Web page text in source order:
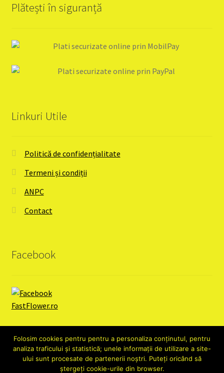
Plătești în siguranță
Linkuri Utile
Politică de confidențialitate
Termeni și condiții
ANPC
Contact
Facebook
Folosim cookies pentru pentru a personaliza conținutul, pentru
analiza traficului și statistică; unele informații de utilizare a site-
ului sunt procesate de partenerii noștri. Puteți oricând să
ștergeți cookie-urile din browser.